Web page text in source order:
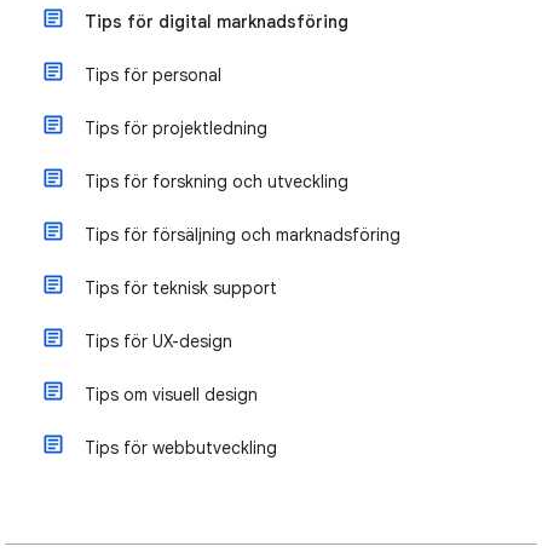
Tips för digital marknadsföring
Tips för personal
Tips för projektledning
Tips för forskning och utveckling
Tips för försäljning och marknadsföring
Tips för teknisk support
Tips för UX-design
Tips om visuell design
Tips för webbutveckling